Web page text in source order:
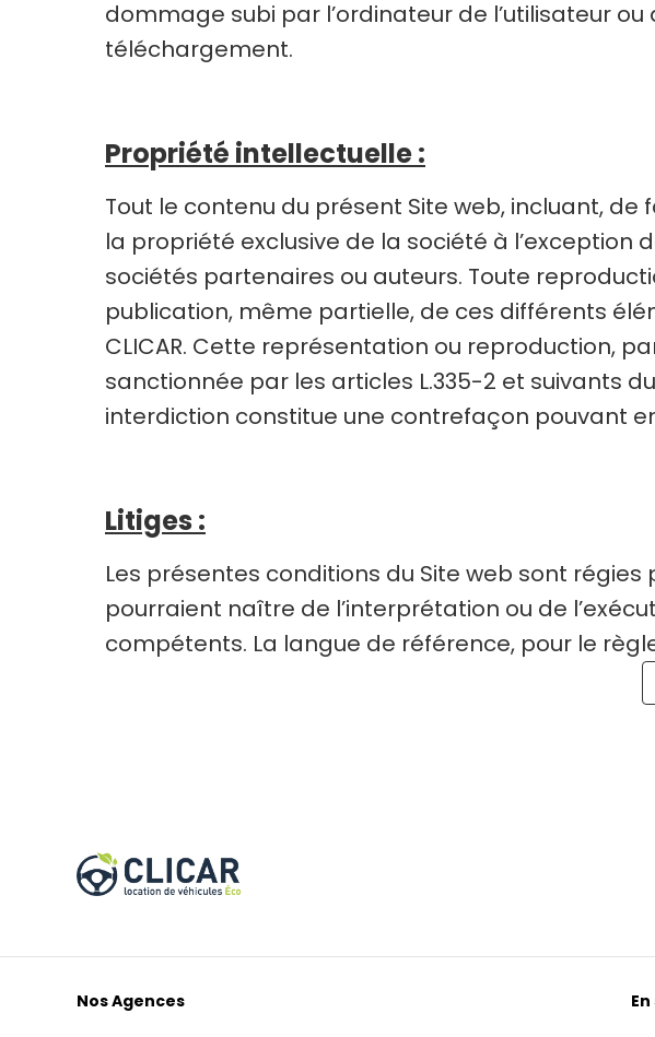
dommage subi par l’ordinateur de l’utilisateur
téléchargement.
Propriété intellectuelle :
Tout le contenu du présent Site web, incluant,
la propriété exclusive de la société à
sociétés partenaires ou auteurs. Toute
publication, même partielle, de ces différents
CLICAR. Cette représentation ou reproduction,
sanctionnée par les articles L.335-2 et suivants
interdiction constitue une contrefaçon pouvant
Litiges :
Les présentes conditions du Site web sont
pourraient naître de l’interprétation ou de
compétents. La langue de référence, pour le
Nos Agences